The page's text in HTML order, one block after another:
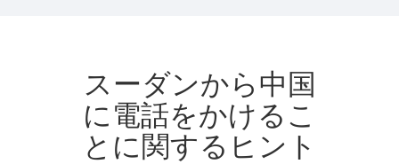
スーダンから中国
に電話をかけるこ
とに関するヒント